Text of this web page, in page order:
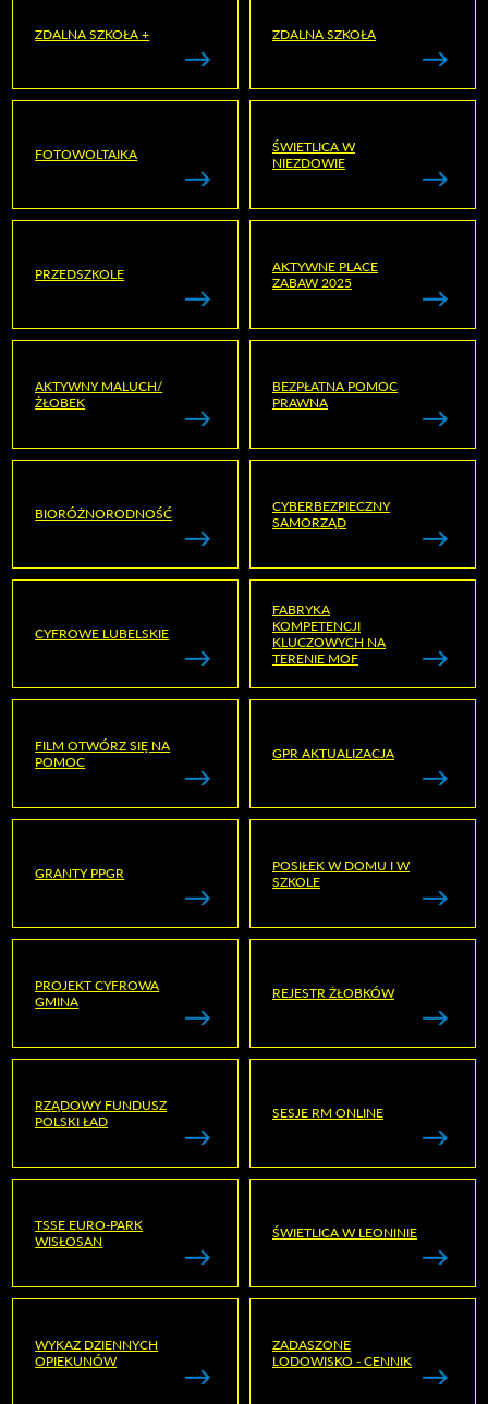
ZDALNA SZKOŁA + ZDALNA SZKOŁA
FOTOWOLTAIKA
ŚWIETLICA W
NIEZDOWIE
PRZEDSZKOLE
AKTYWNE PLACE
ZABAW 2025
AKTYWNY MALUCH/
ŻŁOBEK
BEZPŁATNA POMOC
PRAWNA
BIORÓŻNORODNOŚĆ
CYBERBEZPIECZNY
SAMORZĄD
CYFROWE LUBELSKIE
FABRYKA
KOMPETENCJI
KLUCZOWYCH NA
TERENIE MOF
FILM OTWÓRZ SIĘ NA
POMOC
GPR AKTUALIZACJA
GRANTY PPGR
POSIŁEK W DOMU I W
SZKOLE
PROJEKT CYFROWA
GMINA
REJESTR ŻŁOBKÓW
RZĄDOWY FUNDUSZ
POLSKI ŁAD
SESJE RM ONLINE
TSSE EURO-PARK
WISŁOSAN
ŚWIETLICA W LEONINIE
WYKAZ DZIENNYCH
OPIEKUNÓW
ZADASZONE
LODOWISKO - CENNIK